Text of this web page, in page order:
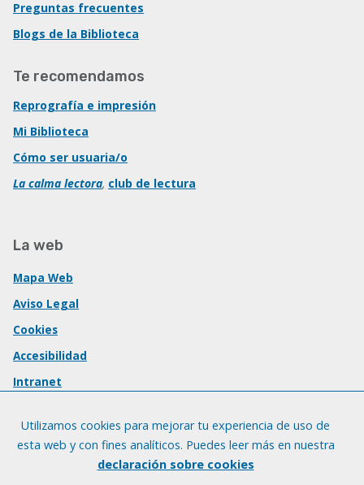
Preguntas frecuentes
Blogs de la Biblioteca
Te recomendamos
Reprografía e impresión
Mi Biblioteca
Cómo ser usuaria/o
La calma lectora, club de lectura
La web
Mapa Web
Aviso Legal
Cookies
Accesibilidad
Intranet
Utilizamos cookies para mejorar tu experiencia de uso de
esta web y con fines analíticos. Puedes leer más en nuestra
declaración sobre cookies